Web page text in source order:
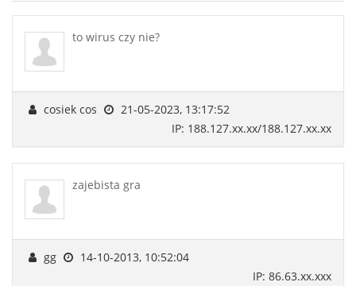
to wirus czy nie?
cosiek cos
21-05-2023, 13:17:52
IP: 188.127.xx.xx/188.127.xx.xx
zajebista gra
gg
14-10-2013, 10:52:04
IP: 86.63.xx.xxx